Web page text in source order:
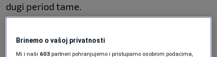
dugi period tame.
Iako je 11 dana bez sunca neuobičajeno za
Dublin, to je manje od nacionalnog rekorda
Brinemo o vašoj privatnosti
Mi i naši 603 partneri pohranjujemo i pristupamo osobnim podacima,